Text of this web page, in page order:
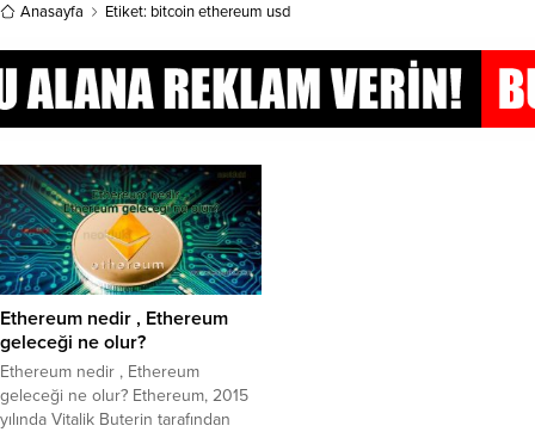
Anasayfa Etiket: bitcoin ethereum usd
Ethereum nedir , Ethereum
geleceği ne olur?
Ethereum nedir , Ethereum
geleceği ne olur? Ethereum, 2015
yılında Vitalik Buterin tarafından